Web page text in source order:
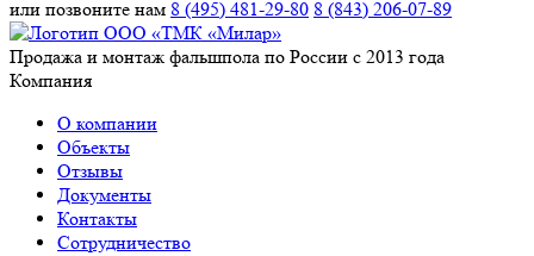
или позвоните нам 8 (495) 481-29-80 8 (843) 206-07-89
Продажа и монтаж фальшпола по России с 2013 года
Компания
О компании
Объекты
Отзывы
Документы
Контакты
Сотрудничество